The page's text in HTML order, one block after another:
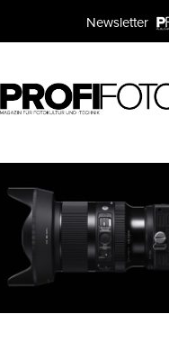
Newsletter